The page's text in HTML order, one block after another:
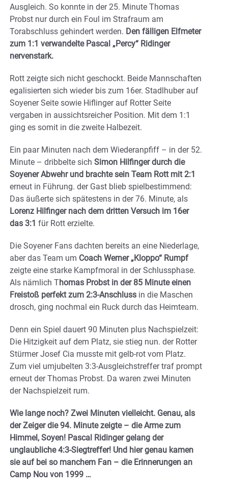
Ausgleich. So konnte in der 25. Minute Thomas
Probst nur durch ein Foul im Strafraum am
Torabschluss gehindert werden. Den fälligen Elfmeter
zum 1:1 verwandelte Pascal „Percy“ Ridinger
nervenstark.
Rott zeigte sich nicht geschockt. Beide Mannschaften
egalisierten sich wieder bis zum 16er. Stadlhuber auf
Soyener Seite sowie Hiflinger auf Rotter Seite
vergaben in aussichtsreicher Position. Mit dem 1:1
ging es somit in die zweite Halbezeit.
Ein paar Minuten nach dem Wiederanpfiff – in der 52.
Minute – dribbelte sich Simon Hilfinger durch die
Soyener Abwehr und brachte sein Team Rott mit 2:1
erneut in Führung. der Gast blieb spielbestimmend:
Das äußerte sich spätestens in der 76. Minute, als
Lorenz Hilfinger nach dem dritten Versuch im 16er
das 3:1 für Rott erzielte.
Die Soyener Fans dachten bereits an eine Niederlage,
aber das Team um Coach Werner „Kloppo“ Rumpf
zeigte eine starke Kampfmoral in der Schlussphase.
Als nämlich Thomas Probst in der 85 Minute einen
Freistoß perfekt zum 2:3-Anschluss in die Maschen
drosch, ging nochmal ein Ruck durch das Heimteam.
Denn ein Spiel dauert 90 Minuten plus Nachspielzeit:
Die Hitzigkeit auf dem Platz, sie stieg nun. der Rotter
Stürmer Josef Cia musste mit gelb-rot vom Platz.
Zum viel umjubelten 3:3-Ausgleichstreffer traf prompt
erneut der Thomas Probst. Da waren zwei Minuten
der Nachspielzeit rum.
Wie lange noch? Zwei Minuten vielleicht. Genau, als
der Zeiger die 94. Minute zeigte – die Arme zum
Himmel, Soyen! Pascal Ridinger gelang der
unglaubliche 4:3-Siegtreffer! Und hier genau kamen
sie auf bei so manchem Fan – die Erinnerungen an
Camp Nou von 1999 …